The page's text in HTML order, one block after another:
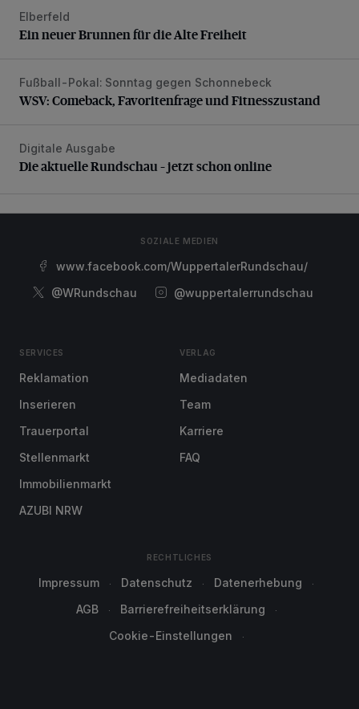
Ein neuer Brunnen für die Alte Freiheit
Elberfeld
Ein neuer Brunnen für die Alte Freiheit
WSV: Comeback, Favoritenfrage und Fitnesszustand
Fußball-Pokal: Sonntag gegen Schonnebeck
WSV: Comeback, Favoritenfrage und Fitnesszustand
Die aktuelle Rundschau – jetzt schon online
Digitale Ausgabe
Die aktuelle Rundschau – jetzt schon online
SOZIALE MEDIEN
www.facebook.com/WuppertalerRundschau/
@WRundschau
@wuppertalerrundschau
SERVICES
Reklamation
Inserieren
Trauerportal
Stellenmarkt
Immobilienmarkt
AZUBI NRW
VERLAG
Mediadaten
Team
Karriere
FAQ
RECHTLICHES
Impressum Datenschutz
Datenerhebung
AGB
Barrierefreiheitserklärung
Cookie-Einstellungen